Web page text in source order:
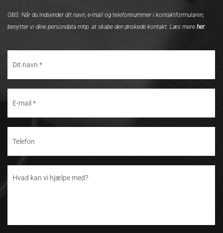
OBS: Når du indsender dit navn, e-mail og telefonnummer i kontaktformularen,
benytter vi dine persondata mhp. at skabe den ønskede kontakt. Læs mere her.